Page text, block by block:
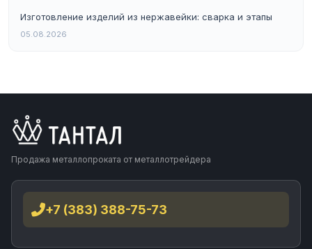
Изготовление изделий из нержавейки: сварка и этапы
05.08.2026
Продажа металлопроката от металлотрейдера
+7 (383) 388-75-73